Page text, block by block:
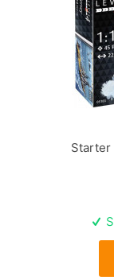
Starter